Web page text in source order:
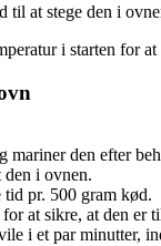
at stege den i
i starten for
mariner den efter
den i ovnen.
pr. 500 gram kød.
at sikre, at den er
i et par minutter,